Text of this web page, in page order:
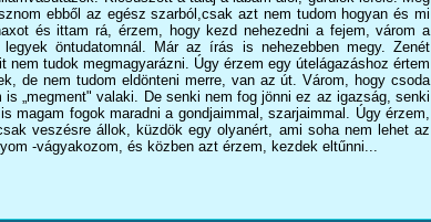
ebből az egész szarból,csak azt nem tudom hogyan és mi
és ittam rá, érzem, hogy kezd nehezedni a fejem, várom a
öntudatomnál. Már az írás is nehezebben megy. Zenét
nem tudok megmagyarázni. Úgy érzem egy útelágazáshoz értem
de nem tudom eldönteni merre, van az út. Várom, hogy csoda
„megment" valaki. De senki nem fog jönni ez az igazság, senki
magam fogok maradni a gondjaimmal, szarjaimmal. Úgy érzem,
veszésre állok, küzdök egy olyanért, ami soha nem lehet az
-vágyakozom, és közben azt érzem, kezdek eltűnni...